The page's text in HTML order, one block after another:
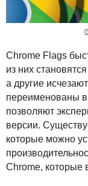
Chrome Flags
из них
а другие
переименованы в
позволяют
версии.
которые можно
Chrome, которые